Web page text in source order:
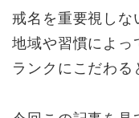
戒名を重要視しな
地域や習慣によっ
ランクにこだわる